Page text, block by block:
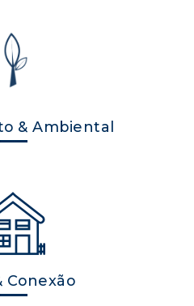
& Ambiental
Conexão